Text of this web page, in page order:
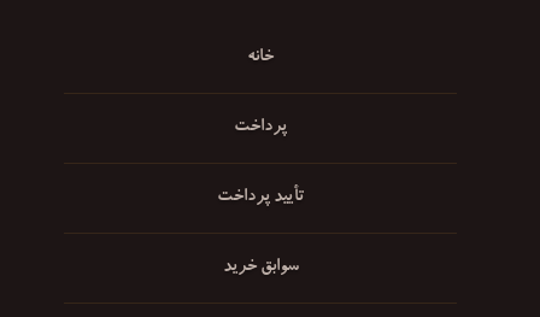
خانه
پرداخت
تأیید پرداخت
سوابق خرید